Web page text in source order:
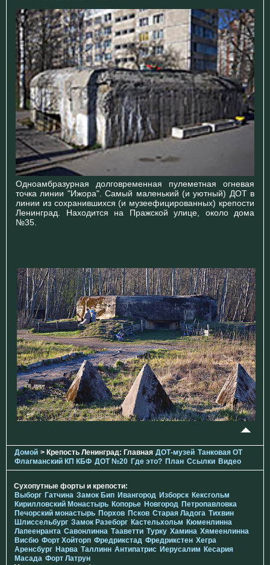
Одноамбразурная долговременная пулеметная огневая
точка линии "Ижора". Самый маленький (и уютный) ДОТ в
линии из сохранившихся (и музеефицированных) крепости
Ленинград. Находится на Пражской улице, около дома
№35.
Домой > Крепость Ленинград: Главная ДОТ-музей Танковая ОТ
Флагманский КП КБФ ДОТ №20 Где это? План Ссылки Видео
Сухопутные форты и крепости:
Выборг Гатчина Замок Бип Ивангород Изборск Кексгольм
Кирилловский Монастырь Копорье Новгород Петропавловка
Печорcкий монастырь Порхов Псков Старая Ладога Тихвин
Шлиссельбург Замок Разеборг Кастельхольм Кюменлинна
Лапеенранта Савонлинна Тааветти Турку Хамина Хямеенлинна
Висбю Форт Хойторп Фредрикстад Фредрикстен Хегра
Аренсбург Нарва Таллинн Антипатрис Иерусалим Кесария
Масада Форт Латрун